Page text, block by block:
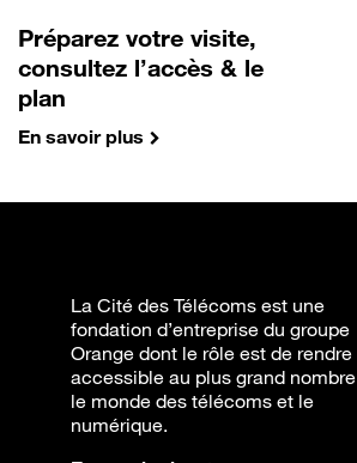
Préparez votre visite,
consultez l’accès & le
plan
En savoir plus
La Cité des Télécoms est une
fondation d’entreprise du groupe
Orange dont le rôle est de rendre
accessible au plus grand nombre
le monde des télécoms et le
numérique.